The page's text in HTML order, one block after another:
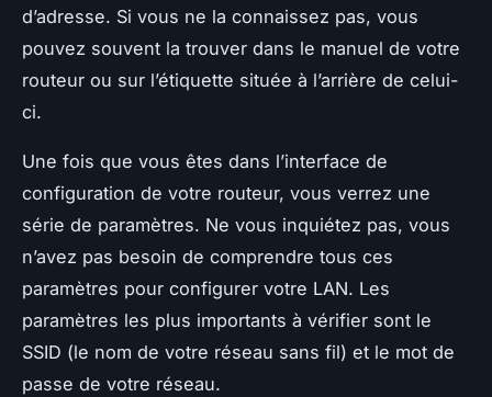
d’adresse. Si vous ne la connaissez pas, vous
pouvez souvent la trouver dans le manuel de votre
routeur ou sur l’étiquette située à l’arrière de celui-
ci.
Une fois que vous êtes dans l’interface de
configuration de votre routeur, vous verrez une
série de paramètres. Ne vous inquiétez pas, vous
n’avez pas besoin de comprendre tous ces
paramètres pour configurer votre LAN. Les
paramètres les plus importants à vérifier sont le
SSID (le nom de votre réseau sans fil) et le mot de
passe de votre réseau.